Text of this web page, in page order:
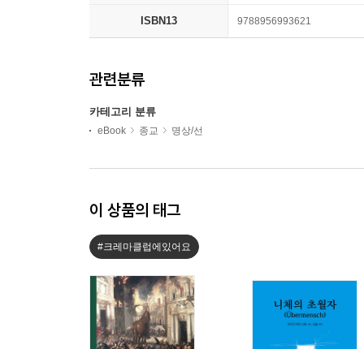
ISBN13 9788956993621
관련분류
카테고리 분류
eBook 종교 명상/선
이 상품의 태그
#크레마클럽에있어요